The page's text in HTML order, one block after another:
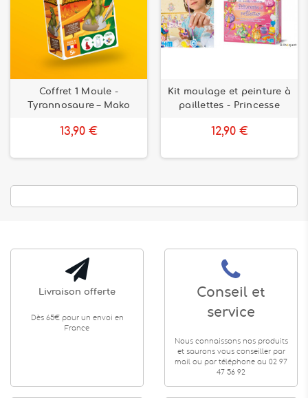
Coffret 1 Moule -
Tyrannosaure – Mako
13,90 €
Kit moulage et peinture à
paillettes - Princesse
12,90 €
Livraison offerte
Dès 65€ pour un envoi en
France
Conseil et
service
Nous connaissons nos produits
et saurons vous conseiller par
mail ou par téléphone au 02 97
47 56 92